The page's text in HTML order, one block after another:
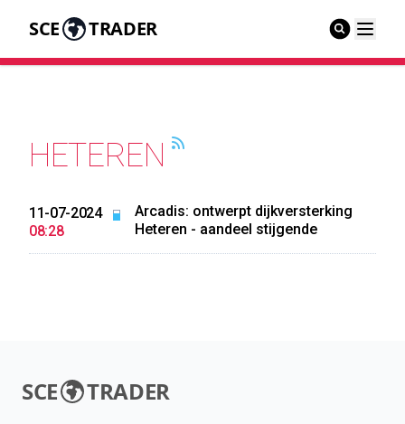
SCE TRADER
HETEREN
11-07-2024
08:28
Arcadis: ontwerpt dijkversterking
Heteren - aandeel stijgende
SCE TRADER